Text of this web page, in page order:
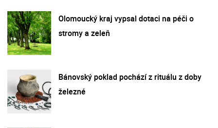
Olomoucký kraj vypsal dotaci na péči o
stromy a zeleň
Bánovský poklad pochází z rituálu z doby
železné